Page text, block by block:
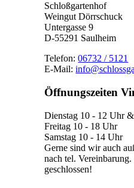
Schloßgartenhof
Weingut Dörrschuck
Untergasse 9
D-55291 Saulheim
Telefon:06732 / 5121
E-Mail:
Öffnungszeiten
Dienstag 10 - 12 Uhr
Freitag 10 - 18 Uhr
Samstag 10 - 14 Uhr
Gerne sind wir auch
nach tel.
geschlossen!